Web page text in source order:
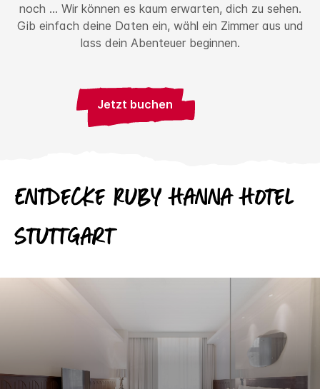
noch ... Wir können es kaum erwarten, dich zu sehen.
Gib einfach deine Daten ein, wähl ein Zimmer aus und
lass dein Abenteuer beginnen.
Jetzt buchen
Entdecke Ruby Hanna Hotel
Stuttgart